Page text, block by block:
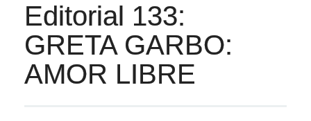
Editorial 133:
GRETA GARBO:
AMOR LIBRE